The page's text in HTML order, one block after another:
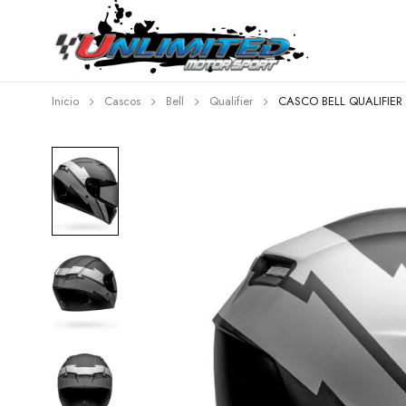
Inicio Cascos Bell Qualifier CASCO BELL QUALIFIER